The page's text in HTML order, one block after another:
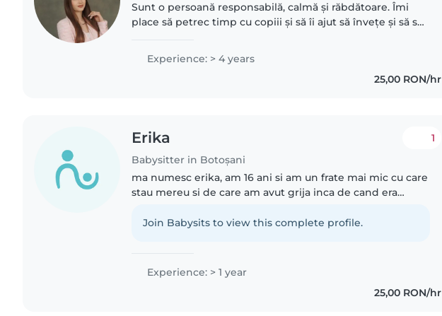
Sunt o persoană responsabilă, calmă și răbdătoare. Îmi
place să petrec timp cu copiii și să îi ajut să învețe și să se
Experience: > 4 years
25,00 RON/hr
Erika
Babysitter in Botoșani
1
ma numesc erika, am 16 ani si am un frate mai mic cu care
stau mereu si de care am avut grija inca de cand era
Botosani,..
Join Babysits to view this complete profile.
Experience: > 1 year
25,00 RON/hr